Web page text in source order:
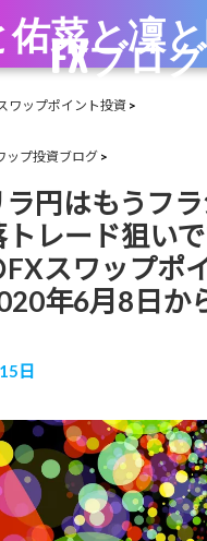
佑菜と凜
FXブログ
ワップポイント投資
ップ投資ブログ
ラ円はもうフ
レード狙い
FXスワップポ
年6月8日か
日